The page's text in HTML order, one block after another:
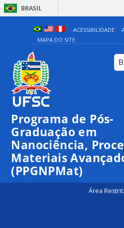
BRASIL
ACESSIBILIDADE
MAPA DO SITE
Programa de Pós-
Graduação em
Nanociência,
Materiais
(PPGNPMat)
Área
01:00